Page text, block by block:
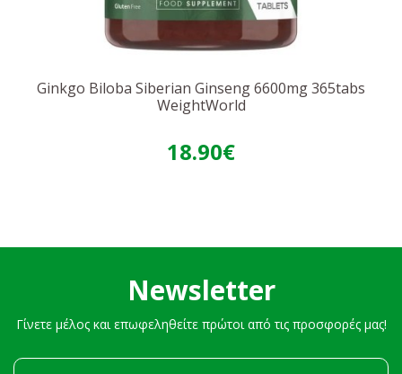
Ginkgo Biloba Siberian Ginseng 6600mg 365tabs
WeightWorld
18.90€
Newsletter
Γίνετε μέλος και επωφεληθείτε πρώτοι από τις προσφορές μας!